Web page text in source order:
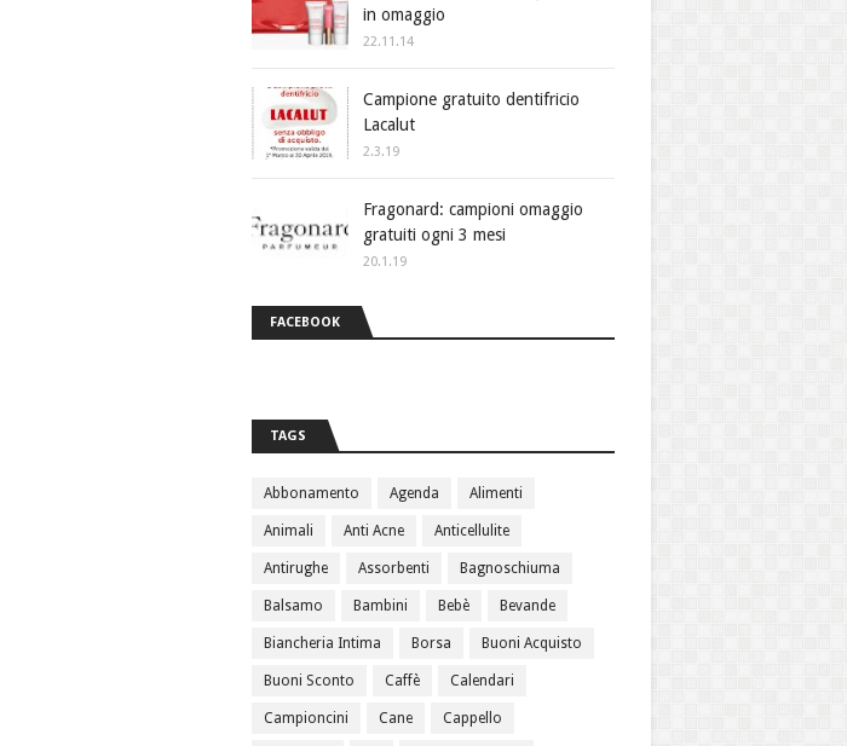
in omaggio
22.11.14
Campione gratuito dentifricio
Lacalut
2.3.19
Fragonard: campioni omaggio
gratuiti ogni 3 mesi
20.1.19
FACEBOOK
TAGS
Abbonamento Agenda Alimenti
Animali Anti Acne Anticellulite
Antirughe Assorbenti Bagnoschiuma
Balsamo Bambini Bebè Bevande
Biancheria Intima Borsa Buoni Acquisto
Buoni Sconto Caffè Calendari
Campioncini Cane Cappello